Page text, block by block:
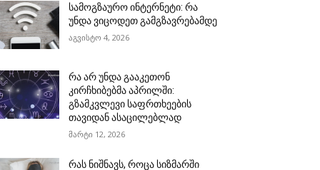
სამოგზაურო ინტერნეტი: რა
უნდა ვიცოდეთ გამგზავრებამდე
აგვისტო 4, 2026
რა არ უნდა გააკეთონ
კირჩხიბებმა აპრილში:
გზამკვლევი საფრთხეების
თავიდან ასაცილებლად
მარტი 12, 2026
რას ნიშნავს, როცა სიზმარში